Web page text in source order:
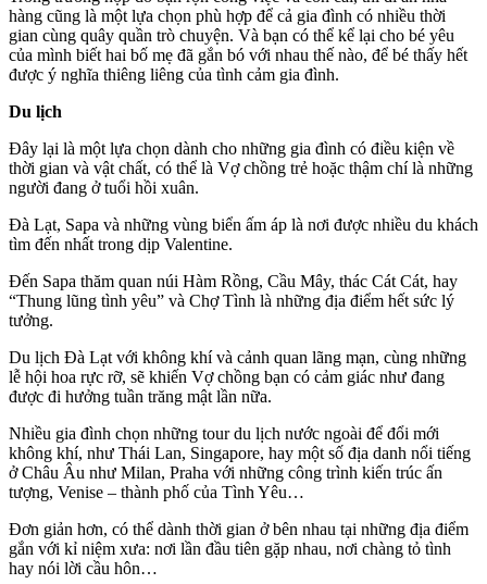
hàng cũng là một lựa chọn phù hợp để cả gia đình có nhiều thời
gian cùng quây quần trò chuyện. Và bạn có thể kể lại cho bé yêu
của mình biết hai bố mẹ đã gắn bó với nhau thế nào, để bé thấy hết
được ý nghĩa thiêng liêng của tình cảm gia đình.
Du lịch
Đây lại là một lựa chọn dành cho những gia đình có điều kiện về
thời gian và vật chất, có thể là Vợ chồng trẻ hoặc thậm chí là những
người đang ở tuổi hồi xuân.
Đà Lạt, Sapa và những vùng biển ấm áp là nơi được nhiều du khách
tìm đến nhất trong dịp Valentine.
Đến Sapa thăm quan núi Hàm Rồng, Cầu Mây, thác Cát Cát, hay
“Thung lũng tình yêu” và Chợ Tình là những địa điểm hết sức lý
tưởng.
Du lịch Đà Lạt với không khí và cảnh quan lãng mạn, cùng những
lễ hội hoa rực rỡ, sẽ khiến Vợ chồng bạn có cảm giác như đang
được đi hưởng tuần trăng mật lần nữa.
Nhiều gia đình chọn những tour du lịch nước ngoài để đổi mới
không khí, như Thái Lan, Singapore, hay một số địa danh nổi tiếng
ở Châu Âu như Milan, Praha với những công trình kiến trúc ấn
tượng, Venise – thành phố của Tình Yêu…
Đơn giản hơn, có thể dành thời gian ở bên nhau tại những địa điểm
gắn với kỉ niệm xưa: nơi lần đầu tiên gặp nhau, nơi chàng tỏ tình
hay nói lời cầu hôn…